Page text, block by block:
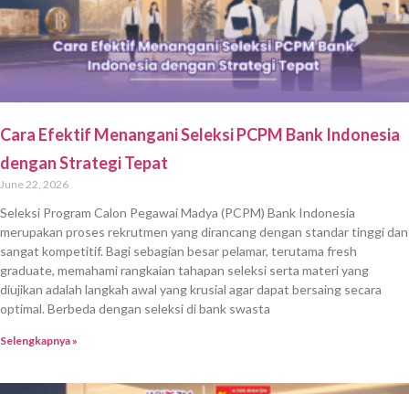
Cara Efektif Menangani Seleksi PCPM Bank Indonesia
dengan Strategi Tepat
June 22, 2026
Seleksi Program Calon Pegawai Madya (PCPM) Bank Indonesia
merupakan proses rekrutmen yang dirancang dengan standar tinggi dan
sangat kompetitif. Bagi sebagian besar pelamar, terutama fresh
graduate, memahami rangkaian tahapan seleksi serta materi yang
diujikan adalah langkah awal yang krusial agar dapat bersaing secara
optimal. Berbeda dengan seleksi di bank swasta
Selengkapnya »